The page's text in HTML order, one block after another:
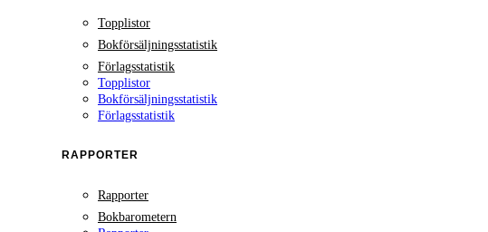
Topplistor
Bokförsäljningsstatistik
Förlagsstatistik
Topplistor
Bokförsäljningsstatistik
Förlagsstatistik
RAPPORTER
Rapporter
Bokbarometern